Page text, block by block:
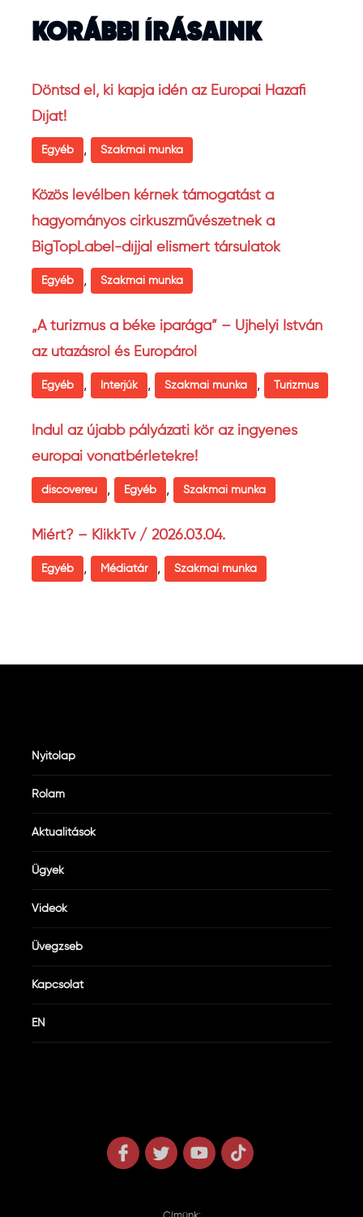
KORÁBBI ÍRÁSAINK
Döntsd el, ki kapja idén az Európai Hazafi
Díjat!
Egyéb , Szakmai munka
Közös levélben kérnek támogatást a
hagyományos cirkuszművészetnek a
BigTopLabel-díjjal elismert társulatok
Egyéb , Szakmai munka
„A turizmus a béke iparága” – Ujhelyi István
az utazásról és Európáról
Egyéb , Interjúk , Szakmai munka , Turizmus
Indul az újabb pályázati kör az ingyenes
európai vonatbérletekre!
discovereu , Egyéb , Szakmai munka
Miért? – KlikkTv / 2026.03.04.
Egyéb , Médiatár , Szakmai munka
Nyitólap
Rólam
Aktualitások
Ügyek
Videók
Üvegzseb
Kapcsolat
EN